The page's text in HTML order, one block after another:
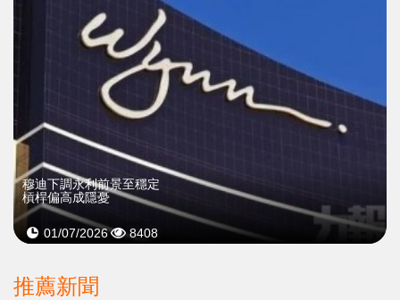
穆迪下調永利前景至穩定
槓桿偏高成隱憂
01/07/2026 8408
推薦新聞